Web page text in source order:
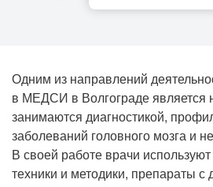
Прием гастроэнтеролога
Прием офтальмолога
Прием уролога
Прием хирурга
Одним из направлений
в МЕДСИ в Волгограде является
занимаются диагностикой,
заболеваний головного мозга и
В своей работе врачи
техники и методики, препараты с